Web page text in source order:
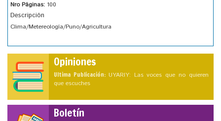
Nro Páginas: 100
Descripción
Clima/Metereología/Puno/Agricultura
Opiniones
Ultima Publicación: UYARIY: Las voces que no quieren
que escuches
Boletín